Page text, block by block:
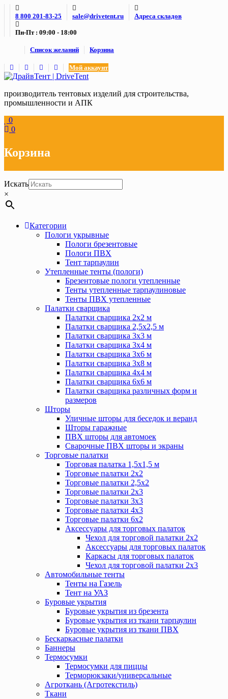
Skip
content
8 800 201-83-25 sale@drivetent.ru Адреса складов
Пн-Пт : 09:00 - 18:00
Список желаний Корзина
Мой аккаунт
производитель тентовых изделий для строительства,
промышленности и АПК
0
0
Корзина
Искать
×
Категории
Пологи укрывные
Пологи брезентовые
Пологи ПВХ
Тент тарпаулин
Утепленные тенты (пологи)
Брезентовые пологи утепленные
Тенты утепленные тарпаулиновые
Тенты ПВХ утепленные
Палатки сварщика
Палатки сварщика 2х2 м
Палатки сварщика 2,5х2,5 м
Палатки сварщика 3х3 м
Палатки сварщика 3х4 м
Палатки сварщика 3х6 м
Палатки сварщика 3х8 м
Палатки сварщика 4х4 м
Палатки сварщика 6х6 м
Палатки сварщика различных форм и
размеров
Шторы
Уличные шторы для беседок и веранд
Шторы гаражные
ПВХ шторы для автомоек
Сварочные ПВХ шторы и экраны
Торговые палатки
Торговая палатка 1,5х1,5 м
Торговые палатки 2х2
Торговые палатки 2,5х2
Торговые палатки 2х3
Торговые палатки 3х3
Торговые палатки 4х3
Торговые палатки 6х2
Аксессуары для торговых палаток
Чехол для торговой палатки 2х2
Аксессуары для торговых палаток
Каркасы для торговых палаток
Чехол для торговой палатки 2х3
Автомобильные тенты
Тенты на Газель
Тент на УАЗ
Буровые укрытия
Буровые укрытия из брезента
Буровые укрытия из ткани тарпаулин
Буровые укрытия из ткани ПВХ
Бескаркасные палатки
Баннеры
Термосумки
Термосумки для пиццы
Терморюкзаки/универсальные
Агроткань (Агротекстиль)
Ткани